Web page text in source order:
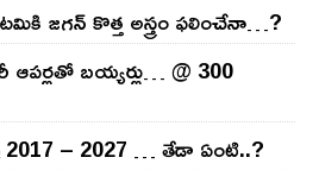
జ‌గ‌న్ కొత్త అస్త్రం ఫ‌లించేనా…?
బ‌య్య‌ర్లు… @ 300
– 2027 … తేడా ఏంటి..?